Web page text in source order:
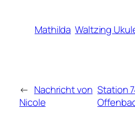
Mathilda Waltzing
← Nachricht von
Nicole
Station